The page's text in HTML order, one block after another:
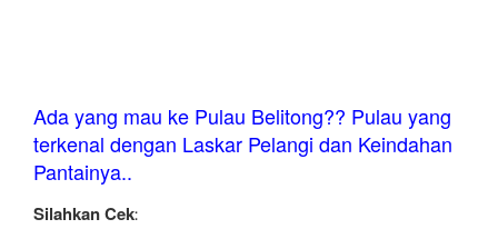
Ada yang mau ke Pulau Belitong?? Pulau yang
terkenal dengan Laskar Pelangi dan Keindahan
Pantainya..
Silahkan Cek: